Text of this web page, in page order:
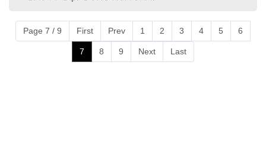
Page 7 / 9 First Prev 1 2 3 4 5 6
7 8 9 Next Last